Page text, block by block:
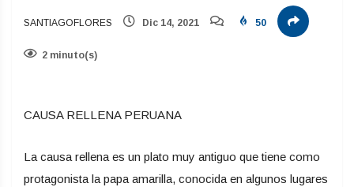
SANTIAGOFLORES Dic 14, 2021 50
2 minuto(s)
CAUSA RELLENA PERUANA
La causa rellena es un plato muy antiguo que tiene como
protagonista la papa amarilla, conocida en algunos lugares